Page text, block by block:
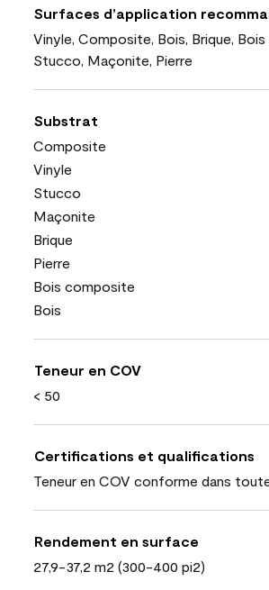
Surfaces d’application
Vinyle, Composite, Bois, Brique,
Stucco, Maçonite, Pierre
Substrat
Composite
Vinyle
Stucco
Maçonite
Brique
Pierre
Bois composite
Bois
Teneur en COV
< 50
Certifications et qualifications
Teneur en COV conforme dans
Rendement en surface
27,9-37,2 m2 (300-400 pi2)